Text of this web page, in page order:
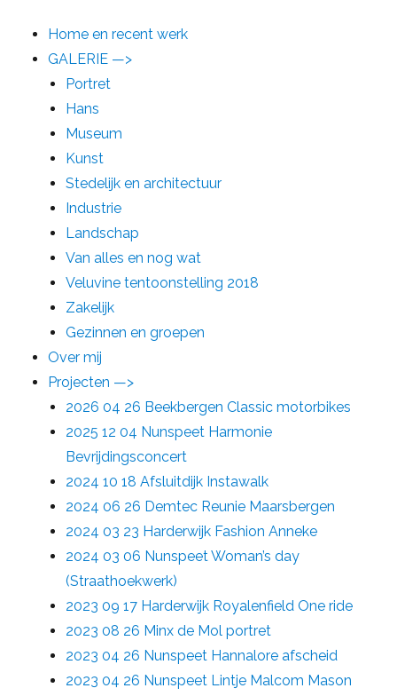
Home en recent werk
GALERIE —>
Portret
Hans
Museum
Kunst
Stedelijk en architectuur
Industrie
Landschap
Van alles en nog wat
Veluvine tentoonstelling 2018
Zakelijk
Gezinnen en groepen
Over mij
Projecten —>
2026 04 26 Beekbergen Classic motorbikes
2025 12 04 Nunspeet Harmonie
Bevrijdingsconcert
2024 10 18 Afsluitdijk Instawalk
2024 06 26 Demtec Reunie Maarsbergen
2024 03 23 Harderwijk Fashion Anneke
2024 03 06 Nunspeet Woman’s day
(Straathoekwerk)
2023 09 17 Harderwijk Royalenfield One ride
2023 08 26 Minx de Mol portret
2023 04 26 Nunspeet Hannalore afscheid
2023 04 26 Nunspeet Lintje Malcom Mason